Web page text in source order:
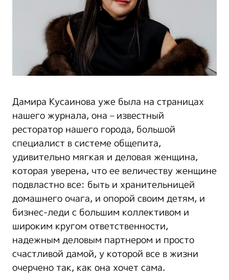
Дамира Кусаинова уже была на страницах
нашего журнала, она – известный
ресторатор нашего города, большой
специалист в системе общепита,
удивительно мягкая и деловая женщина,
которая уверена, что ее величеству женщине
подвластно все: быть и хранительницей
домашнего очага, и опорой своим детям, и
бизнес-леди с большим коллективом и
широким кругом ответственности,
надежным деловым партнером и просто
счастливой дамой, у которой все в жизни
очерчено так, как она хочет сама.